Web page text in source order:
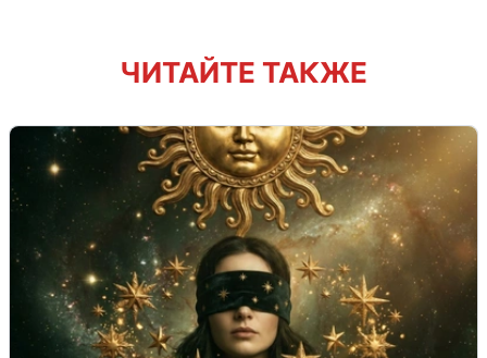
ЧИТАЙТЕ ТАКЖЕ